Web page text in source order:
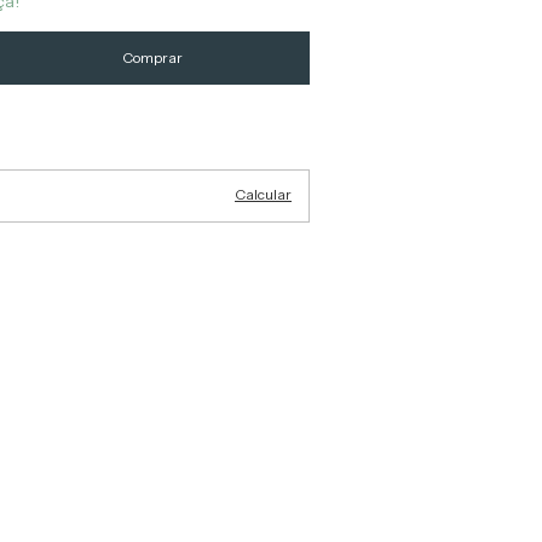
Calcular